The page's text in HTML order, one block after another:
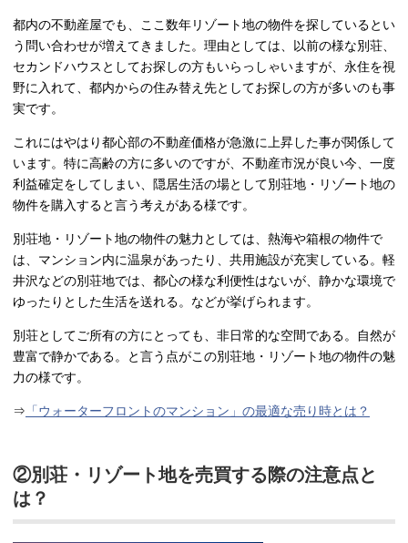
都内の不動産屋でも、ここ数年リゾート地の物件を探しているとい
う問い合わせが増えてきました。理由としては、以前の様な別荘、
セカンドハウスとしてお探しの方もいらっしゃいますが、永住を視
野に入れて、都内からの住み替え先としてお探しの方が多いのも事
実です。
これにはやはり都心部の不動産価格が急激に上昇した事が関係して
います。特に高齢の方に多いのですが、不動産市況が良い今、一度
利益確定をしてしまい、隠居生活の場として別荘地・リゾート地の
物件を購入すると言う考えがある様です。
別荘地・リゾート地の物件の魅力としては、熱海や箱根の物件で
は、マンション内に温泉があったり、共用施設が充実している。軽
井沢などの別荘地では、都心の様な利便性はないが、静かな環境で
ゆったりとした生活を送れる。などが挙げられます。
別荘としてご所有の方にとっても、非日常的な空間である。自然が
豊富で静かである。と言う点がこの別荘地・リゾート地の物件の魅
力の様です。
⇒ 「ウォーターフロントのマンション」の最適な売り時とは？
②別荘・リゾート地を売買する際の注意点と
は？